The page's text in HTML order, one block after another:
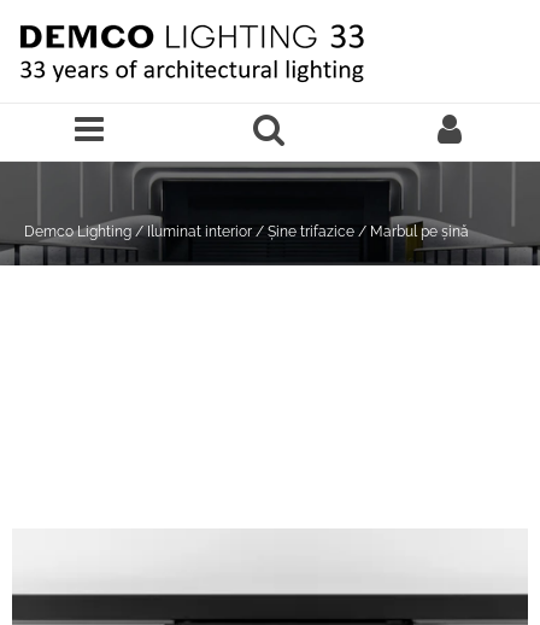
Demco Lighting / Iluminat interior / Șine trifazice / Marbul pe șină